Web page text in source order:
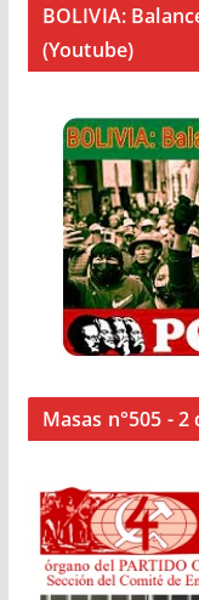
BOLIVIA:
(Youtube)
Masas n°505 -